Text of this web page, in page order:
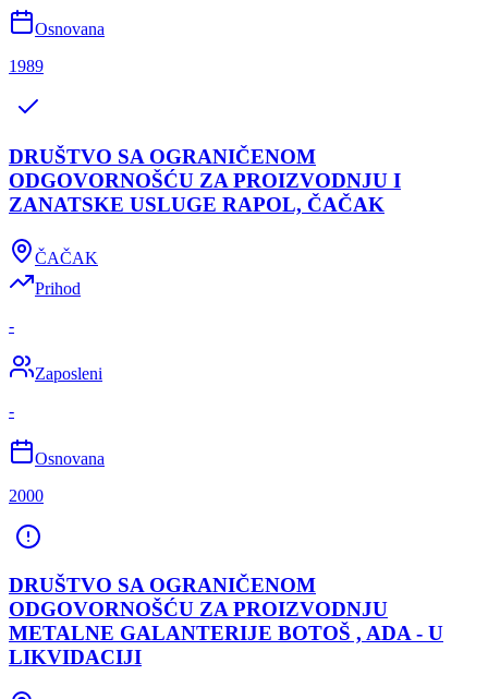
Osnovana
1989
DRUŠTVO SA OGRANIČENOM
ODGOVORNOŠĆU ZA PROIZVODNJU I
ZANATSKE USLUGE RAPOL, ČAČAK
ČAČAK
Prihod
-
Zaposleni
-
Osnovana
2000
DRUŠTVO SA OGRANIČENOM
ODGOVORNOŠĆU ZA PROIZVODNJU
METALNE GALANTERIJE BOTOŠ , ADA - U
LIKVIDACIJI